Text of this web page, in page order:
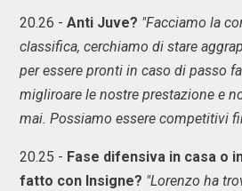
20.26 - Anti Juve? "Facciamo la
classifica, cerchiamo di stare
per essere pronti in caso di passo
migliroare le nostre prestazione e
mai. Possiamo essere competitivi
20.25 - Fase difensiva in casa o
fatto con Insigne? "Lorenzo ha